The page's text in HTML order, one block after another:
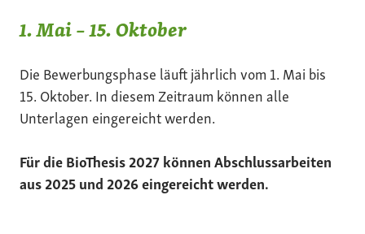
1. Mai – 15. Oktober
Die Bewerbungsphase läuft jährlich vom 1. Mai bis
15. Oktober. In diesem Zeitraum können alle
Unterlagen eingereicht werden.
Für die BioThesis 2027 können Abschlussarbeiten
aus 2025 und 2026 eingereicht werden.